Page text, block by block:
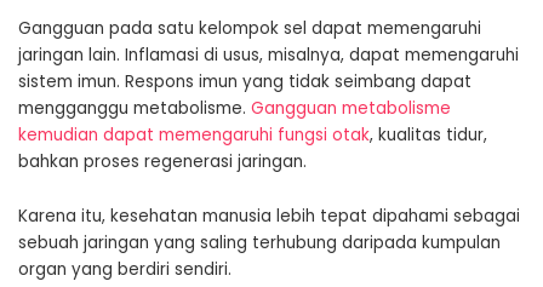
Gangguan pada satu kelompok sel dapat memengaruhi
jaringan lain. Inflamasi di usus, misalnya, dapat memengaruhi
sistem imun. Respons imun yang tidak seimbang dapat
mengganggu metabolisme. Gangguan metabolisme
kemudian dapat memengaruhi fungsi otak, kualitas tidur,
bahkan proses regenerasi jaringan.
Karena itu, kesehatan manusia lebih tepat dipahami sebagai
sebuah jaringan yang saling terhubung daripada kumpulan
organ yang berdiri sendiri.